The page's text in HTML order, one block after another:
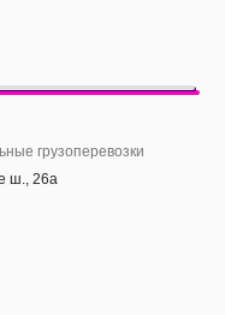
грузоперевозки
ш., 26a